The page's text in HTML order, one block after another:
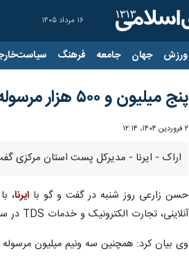
۱۶ مرداد ۱۴۰۵
ورزش جهان جامعه فرهنگ
پنج میلیون و ۵۰۰ هزار مرسوله در استان مرکزی جابجا شد
۲ فروردین ۱۴۰۴، ۱۲:۱۴
اراک - ایرنا - مدیرکل پست استان مرکزی گفت : پنج میلیون و ۵۰۰ هزار مرسوله پستی، سال گذشته
حسن زارعی روز شنبه در گفت و گو با ایرنا
آنلاینی، تجارت الکترونیک و خدمات TDS در سال جاری در استان ارایه شد.
وی بیان کرد: همچنین سه ونیم میلیون مرسوله در سال جاری به استان وارد شد و ۸۰